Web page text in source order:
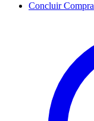
Concluir Compra